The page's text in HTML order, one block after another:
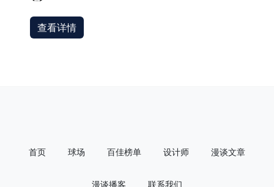
查看详情
首页 球场 百佳榜单 设计师 漫谈文章
漫谈播客 联系我们